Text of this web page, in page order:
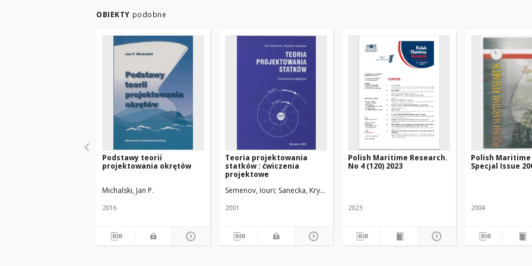
OBIEKTY podobne
Podstawy teorii
projektowania okrętów
Michalski, Jan P.
2016
Teoria projektowania
statków : ćwiczenia
projektowe
Semenov, Iouri Sanecka, Krystyna
2001
Polish Maritime Research.
No 4 (120) 2023
2023
Polish Maritime
Specjal Issue
2004